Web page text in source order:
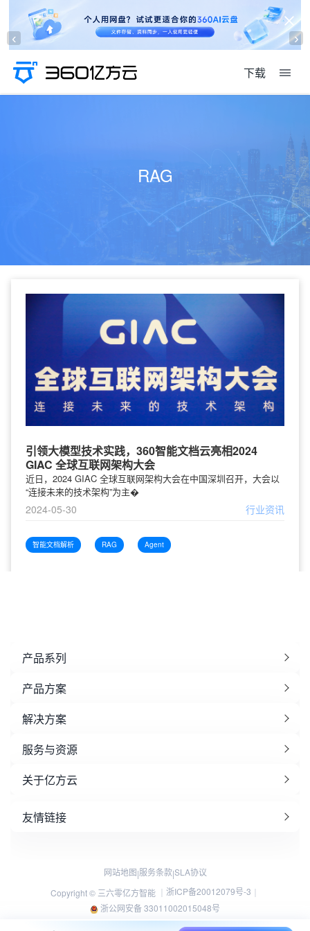
‹ ›
下载
RAG
引领大模型技术实践，360智能文档云亮相2024
GIAC 全球互联网架构大会
近日，2024 GIAC 全球互联网架构大会在中国深圳召开，大会以
“连接未来的技术架构”为主�
2024-05-30 行业资讯
智能文档解析 RAG Agent
产品系列
产品方案
解决方案
服务与资源
关于亿方云
友情链接
网站地图|服务条款|SLA协议
Copyright © 三六零亿方智能 ｜ 浙ICP备20012079号-3 ｜
浙公网安备 33011002015048号